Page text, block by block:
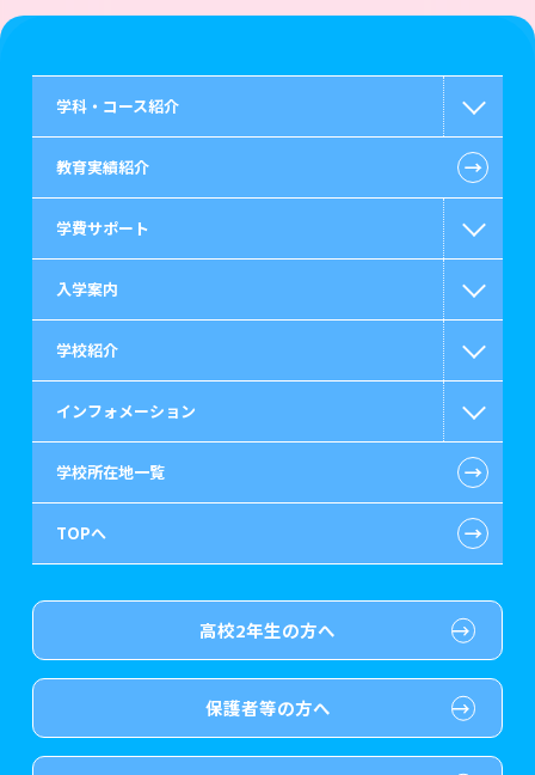
学科・コース紹介
国家公務員・地方公務員系
警察官・消防官系
救急救命士系
公認会計士・税理士系
ビジネス系
情報IT系
ゲーム・CG・デザイン系
歯科衛生士系
保育士・幼稚園教諭系
教育実績紹介 ←
学費サポート
高等教育の修学支援新制度
日本学生支援機構の奨学金
国の教育ローン
提携教育ローン
保育士修学資金貸付制度
専門実践教育訓練給付金制度
試験による特待生制度
入学案内
一般入学
AO入学
指定校推薦入学
特別推薦入学
ボランティア・クラブ・生徒会活動推薦入学
学校紹介
在校生からあなたへ
施設・研修所
学生寮・マンションのご案内
大原学園グループ案内
インフォメーション
お知らせ・新着情報
在校生へのお知らせ
各種証明書の発行ご希望の方
（2019年3月以降の卒業生）
学校所在地一覧 ←
TOPへ ←
高校2年生の方へ
保護者等の方へ